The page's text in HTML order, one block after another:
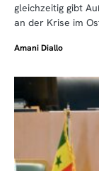
gleichzeitig gibt
an der Krise im
Amani Diallo